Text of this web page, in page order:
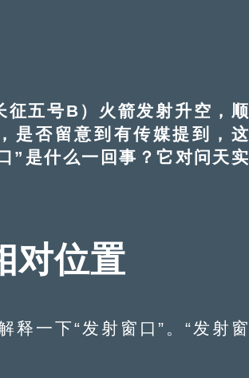
五号B）火箭发射升空，顺
是否留意到有传媒提到，这
”是什么一回事？它对问天实
对位置
一下“发射窗口”。“发射窗